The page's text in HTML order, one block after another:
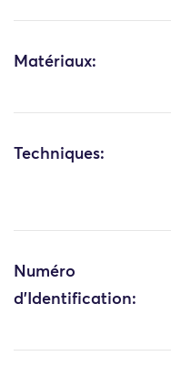
Matériaux:
Techniques:
Numéro
d'Identification: